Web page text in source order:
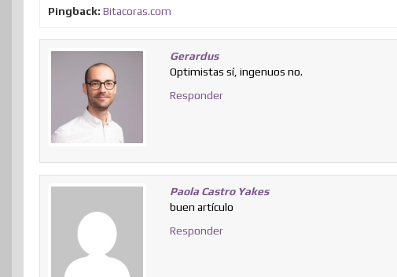
t
Pingback: Bitacoras.com
Gerardus
Optimistas sí, ingenuos no.
Responder
Paola Castro Yakes
buen artículo
Responder